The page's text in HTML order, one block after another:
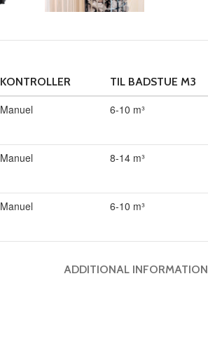
KONTROLLER TIL BADSTUE M3
Manuel 6-10 m³
Manuel 8-14 m³
Manuel 6-10 m³
ADDITIONAL INFORMATION